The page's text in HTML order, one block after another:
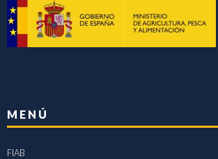
MENÚ
FIAB